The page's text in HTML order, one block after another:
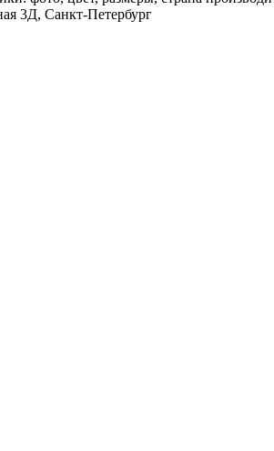
3Д, Санкт-Петербург